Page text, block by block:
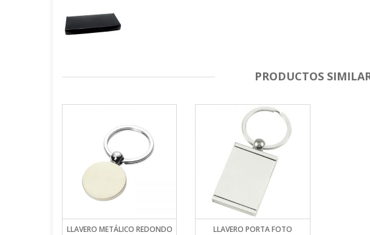
PRODUCTOS
LLAVERO METÁLICO REDONDO LLAVERO PORTA FOTO